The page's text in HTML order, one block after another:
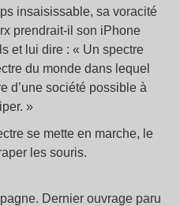
insaisissable, sa voracité
prendrait-il son iPhone
et lui dire : « Un spectre
du monde dans lequel
d’une société possible à
»
se mette en marche, le
les souris.
Dernier ouvrage paru